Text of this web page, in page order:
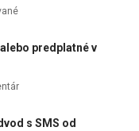
predplatné v
s SMS od